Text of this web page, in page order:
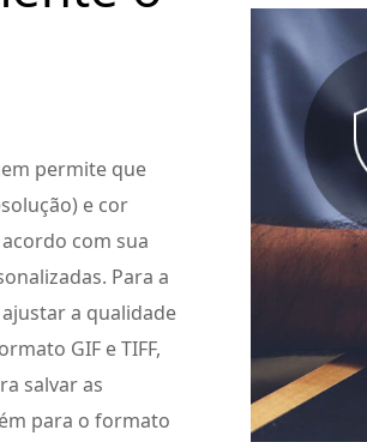
permite que
e cor
com sua
Para a
a qualidade
GIF e TIFF,
salvar as
para o formato